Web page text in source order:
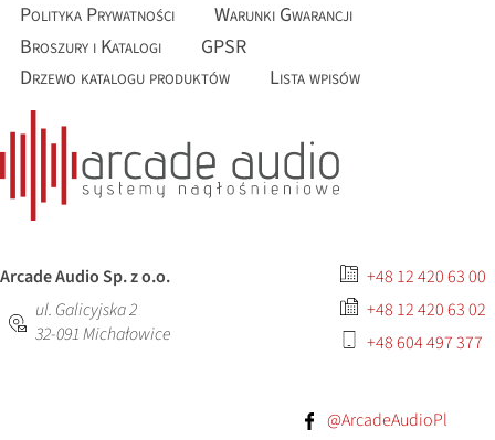
Polityka Prywatności
Warunki Gwarancji
Broszury i Katalogi
GPSR
Drzewo katalogu produktów
Lista wpisów
Arcade Audio Sp. z o.o.
ul. Galicyjska 2
32-091Michałowice
+48 12 420 63 00
+48 12 420 63 02
+48 604 497 377
@ArcadeAudioPl